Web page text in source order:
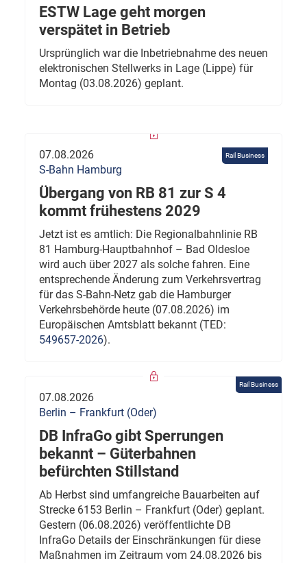
ESTW Lage geht morgen
verspätet in Betrieb
Ursprünglich war die Inbetriebnahme des neuen
elektronischen Stellwerks in Lage (Lippe) für
Montag (03.08.2026) geplant.
Rail Business
07.08.2026
S-Bahn Hamburg
Übergang von RB 81 zur S 4
kommt frühestens 2029
Jetzt ist es amtlich: Die Regionalbahnlinie RB
81 Hamburg-Hauptbahnhof – Bad Oldesloe
wird auch über 2027 als solche fahren. Eine
entsprechende Änderung zum Verkehrsvertrag
für das S-Bahn-Netz gab die Hamburger
Verkehrsbehörde heute (07.08.2026) im
Europäischen Amtsblatt bekannt (TED:
549657-2026).
Rail Business
07.08.2026
Berlin – Frankfurt (Oder)
DB InfraGo gibt Sperrungen
bekannt – Güterbahnen
befürchten Stillstand
Ab Herbst sind umfangreiche Bauarbeiten auf
Strecke 6153 Berlin – Frankfurt (Oder) geplant.
Gestern (06.08.2026) veröffentlichte DB
InfraGo Details der Einschränkungen für diese
Maßnahmen im Zeitraum vom 24.08.2026 bis